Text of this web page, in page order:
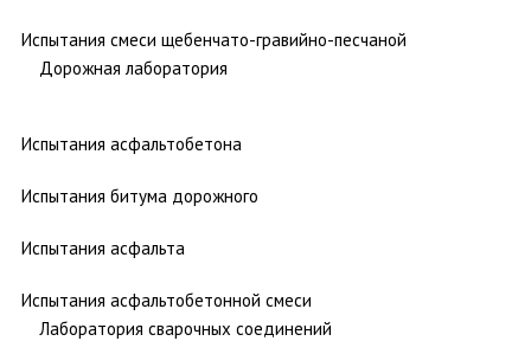
Испытания смеси щебенчато-гравийно-песчаной
Дорожная лаборатория
Испытания асфальтобетона
Испытания битума дорожного
Испытания асфальта
Испытания асфальтобетонной смеси
Лаборатория сварочных соединений